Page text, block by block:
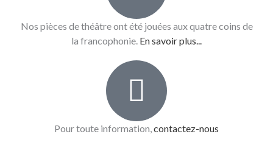
Nos pièces de théâtre ont été jouées aux quatre coins de
la francophonie. En savoir plus...
Pour toute information, contactez-nous